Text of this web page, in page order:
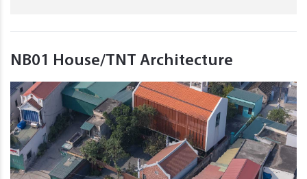
NB01 House/TNT Architecture